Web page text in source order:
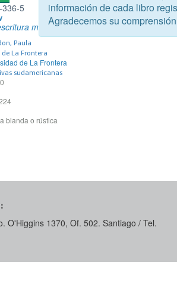
5
mapuche
Paula
La Frontera
de La Frontera
sudamericanas
blanda o rústica
O'Higgins 1370, Of. 502. Santiago / Tel.
información de cada libro
Agradecemos su